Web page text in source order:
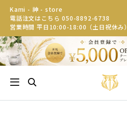
Kami - 神 - store
電話注文はこちら 050-8892-6738
営業時間 平日10:00-18:00（土日祝休み）